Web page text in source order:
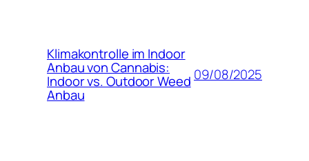
Klimakontrolle im Indoor
Anbau von Cannabis:
Indoor vs. Outdoor Weed
Anbau
09/08/2025